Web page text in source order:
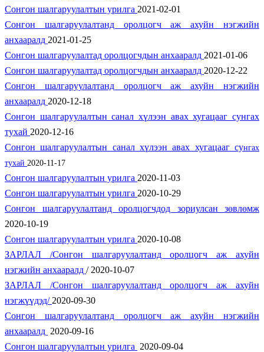
Сонгон шалгаруулалтын урилга 2021-02-01
Сонгон шалгаруулалтанд оролцогч аж ахуйн нэгжийн
анхааралд 2021-01-25
Сонгон шалгаруулалтад оролцогчдын анхааралд 2021-01-06
Сонгон шалгаруулалтад оролцогчдын анхааралд 2020-12-22
Сонгон шалгаруулалтанд оролцогч аж ахуйн нэгжийн
анхааралд 2020-12-18
Сонгон шалгаруулалтын санал хүлээн авах хугацааг сунгах
тухай 2020-12-16
Сонгон шалгаруулалтын санал хүлээн авах хугацааг сунгах
тухай 2020-11-17
Сонгон шалгаруулалтын урилга 2020-11-03
Сонгон шалгаруулалтын урилга 2020-10-29
Сонгон шалгаруулалтанд оролцогчдод зориулсан зөвлөмж
2020-10-19
Сонгон шалгаруулалтын урилга 2020-10-08
ЗАРЛАЛ /Сонгон шалгаруулалтанд оролцогч аж ахуйн
нэгжийн анхааралд / 2020-10-07
ЗАРЛАЛ /Сонгон шалгаруулалтанд оролцогч аж ахуйн
нэгжүүдэд/ 2020-09-30
Сонгон шалгаруулалтанд оролцогч аж ахуйн нэгжийн
анхааралд 2020-09-16
Сонгон шалгаруулалтын урилга 2020-09-04